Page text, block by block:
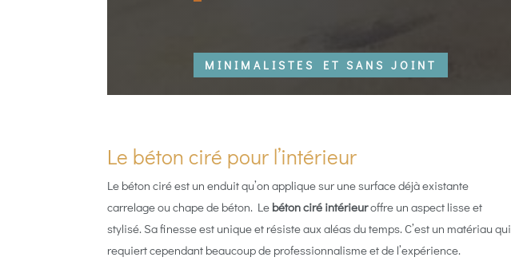
MINIMALISTES ET SANS JOINT
Le béton ciré pour l’intérieur
Le béton ciré est un enduit qu’on applique sur une surface déjà existante
carrelage ou chape de béton. Le béton ciré intérieuroffre un aspect lisse et
stylisé. Sa finesse est unique et résiste aux aléas du temps. C’est un matériau qui
requiert cependant beaucoup de professionnalisme et de l’expérience.